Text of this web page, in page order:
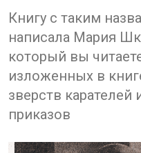
Книгу с таким
написала Мария
который вы
изложенных в
зверств
приказов